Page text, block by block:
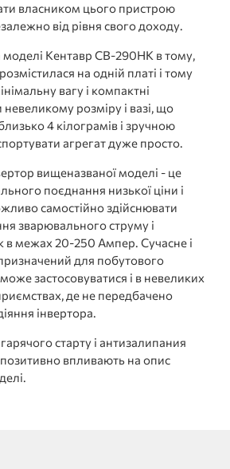
власником цього пристрою
від рівня свого доходу.
моделі Кентавр СВ-290НК в тому,
на одній платі і тому
вагу і компактні
розміру і вазі, що
4 кілограмів і зручною
агрегат дуже просто.
вищеназваної моделі - це
поєднання низької ціни і
самостійно здійснювати
зварювального струму і
в межах 20-250 Ампер. Сучасне і
для побутового
застосовуватися і в невеликих
де не передбачено
інвертора.
старту і антизалипания
впливають на опис